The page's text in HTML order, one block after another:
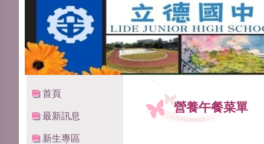
:::
首頁
最新訊息
新生專區
:::
營養午餐菜單